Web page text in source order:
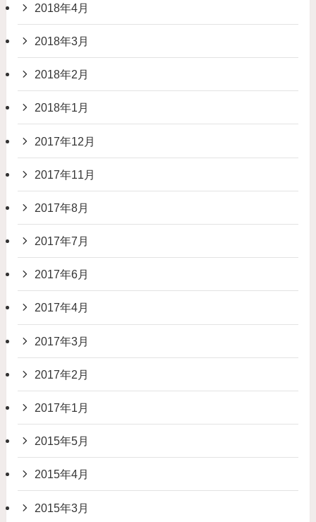
2018年4月
2018年3月
2018年2月
2018年1月
2017年12月
2017年11月
2017年8月
2017年7月
2017年6月
2017年4月
2017年3月
2017年2月
2017年1月
2015年5月
2015年4月
2015年3月